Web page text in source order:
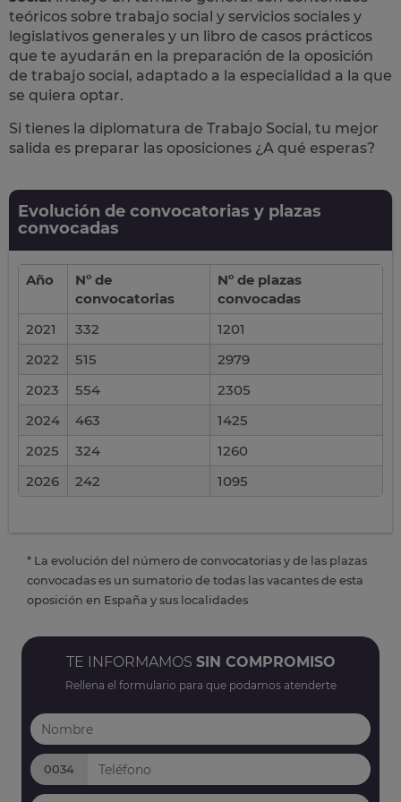
teóricos sobre trabajo social y servicios sociales y
legislativos generales y un libro de casos prácticos
que te ayudarán en la preparación de la oposición
de trabajo social, adaptado a la especialidad a la que
se quiera optar.
Si tienes la diplomatura de Trabajo Social, tu mejor
salida es preparar las oposiciones ¿A qué esperas?
Evolución de convocatorias y plazas
convocadas
Año
Nº de
convocatorias
Nº de plazas
convocadas
2021
332
1201
2022
515
2979
2023
554
2305
2024
463
1425
2025
324
1260
2026
242 1095
* La evolución del número de convocatorias y de las plazas
convocadas es un sumatorio de todas las vacantes de esta
oposición en España y sus localidades
TE INFORMAMOS SIN COMPROMISO
Rellena el formulario para que podamos atenderte
0034